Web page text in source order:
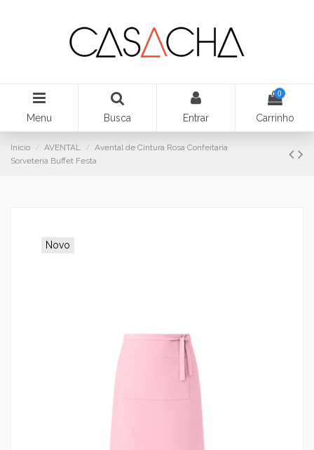
Menu Busca Entrar
0
Carrinho
Início AVENTAL
Avental de Cintura Rosa Confeitaria
Sorveteria Buffet Festa
Novo